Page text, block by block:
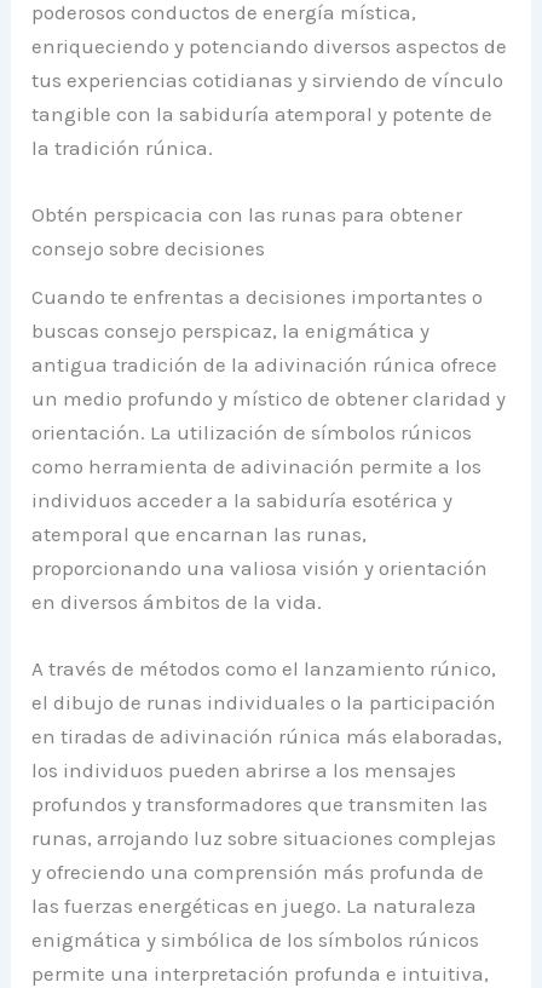
poderosos conductos de energía mística,
enriqueciendo y potenciando diversos aspectos de
tus experiencias cotidianas y sirviendo de vínculo
tangible con la sabiduría atemporal y potente de
la tradición rúnica.
Obtén perspicacia con las runas para obtener
consejo sobre decisiones
Cuando te enfrentas a decisiones importantes o
buscas consejo perspicaz, la enigmática y
antigua tradición de la adivinación rúnica ofrece
un medio profundo y místico de obtener claridad y
orientación. La utilización de símbolos rúnicos
como herramienta de adivinación permite a los
individuos acceder a la sabiduría esotérica y
atemporal que encarnan las runas,
proporcionando una valiosa visión y orientación
en diversos ámbitos de la vida.
A través de métodos como el lanzamiento rúnico,
el dibujo de runas individuales o la participación
en tiradas de adivinación rúnica más elaboradas,
los individuos pueden abrirse a los mensajes
profundos y transformadores que transmiten las
runas, arrojando luz sobre situaciones complejas
y ofreciendo una comprensión más profunda de
las fuerzas energéticas en juego. La naturaleza
enigmática y simbólica de los símbolos rúnicos
permite una interpretación profunda e intuitiva,